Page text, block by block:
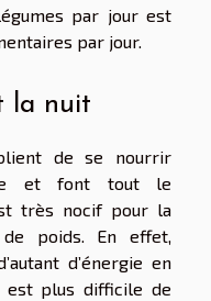
par jour est
par jour.
la nuit
de se nourrir
et font tout le
très nocif pour la
poids. En effet,
d’énergie en
est plus difficile de